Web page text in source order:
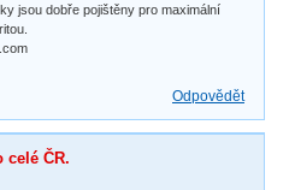
jsou dobře pojištěny pro maximální
Odpovědět
celé ČR.